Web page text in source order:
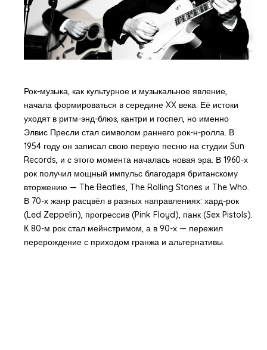
Рок-музыка, как культурное и музыкальное явление,
начала формироваться в середине XX века. Её истоки
уходят в ритм-энд-блюз, кантри и госпел, но именно
Элвис Пресли стал символом раннего рок-н-ролла. В
1954 году он записал свою первую песню на студии Sun
Records, и с этого момента началась новая эра. В 1960-х
рок получил мощный импульс благодаря британскому
вторжению — The Beatles, The Rolling Stones и The Who.
В 70-х жанр расцвёл в разных направлениях: хард-рок
(Led Zeppelin), прогрессив (Pink Floyd), панк (Sex Pistols).
К 80-м рок стал мейнстримом, а в 90-х — пережил
перерождение с приходом гранжа и альтернативы.